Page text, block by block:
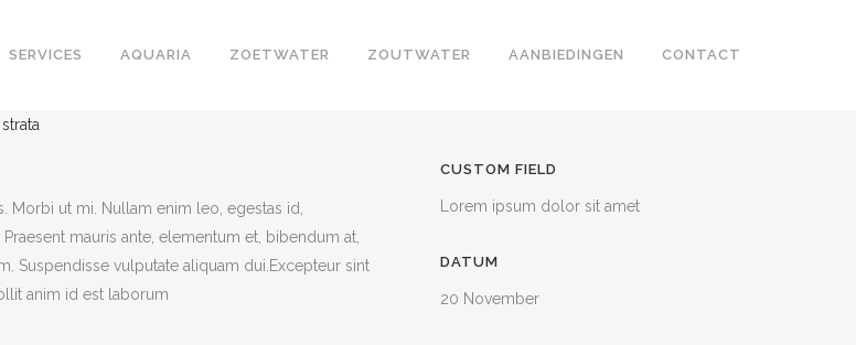
SERVICES AQUARIA ZOETWATER ZOUTWATER AANBIEDINGEN CONTACT
Morbi ut mi. Nullam enim leo, egestas id,
mauris ante, elementum et, bibendum at,
Suspendisse vulputate aliquam dui.Excepteur sint
anim id est laborum
CUSTOM FIELD
Lorem ipsum dolor sit amet
DATUM
20 November